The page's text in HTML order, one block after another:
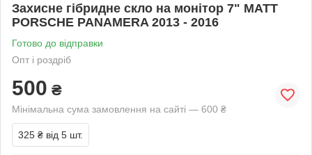
Захисне гібридне скло на монітор 7" MATT
PORSCHE PANAMERA 2013 - 2016
Готово до відправки
Опт і роздріб
500 ₴
Мінімальна сума замовлення на сайті — 600 ₴
325 ₴ від 5 шт.